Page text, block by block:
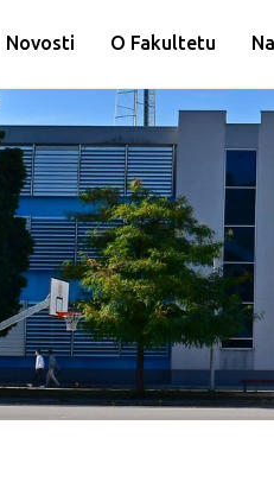
Novosti O Fakultetu